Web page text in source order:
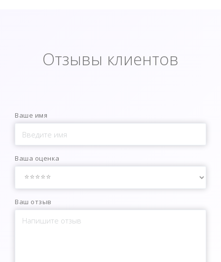
Отзывы клиентов
Ваше имя
Ваша оценка
Ваш отзыв